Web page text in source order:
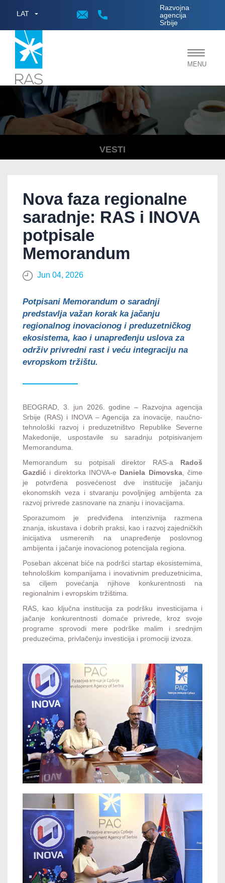
LAT
Razvojna
agencija
Srbije
;
Toggle
MENU
VESTI
Nova faza regionalne
saradnje: RAS i INOVA
potpisale
Memorandum
Jun 04, 2026
Potpisani Memorandum o saradnji
predstavlja važan korak ka jačanju
regionalnog inovacionog i preduzetničkog
ekosistema, kao i unapređenju uslova za
održiv privredni rast i veću integraciju na
evropskom tržištu.
BEOGRAD, 3. jun 2026. godine – Razvojna agencija
Srbije (RAS) i INOVA – Agencija za inovacije, naučno-
tehnološki razvoj i preduzetništvo Republike Severne
Makedonije, uspostavile su saradnju potpisivanjem
Memoranduma.
Memorandum su potpisali direktor RAS-a Radoš
Gazdić i direktorka INOVA-e Daniela Dimovska, čime
je potvrđena posvećenost dve institucije jačanju
ekonomskih veza i stvaranju povoljnijeg ambijenta za
razvoj privrede zasnovane na znanju i inovacijama.
Sporazumom je predviđena intenzivnija razmena
znanja, iskustava i dobrih praksi, kao i razvoj zajedničkih
inicijativa usmerenih na unapređenje poslovnog
ambijenta i jačanje inovacionog potencijala regiona.
Poseban akcenat biće na podršci startap ekosistemima,
tehnološkim kompanijama i inovativnim preduzetnicima,
sa ciljem povećanja njihove konkurentnosti na
regionalnim i evropskim tržištima.
RAS, kao ključna institucija za podršku investicijama i
jačanje konkurentnosti domaće privrede, kroz svoje
programe sprovodi mere podrške malim i srednjim
preduzećima, privlačenju investicija i promociji izvoza.